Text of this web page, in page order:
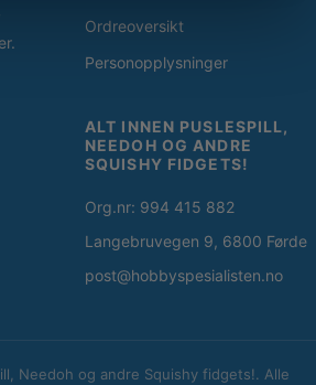
Ordreoversikt
Personopplysninger
ALT INNEN PUSLESPILL,
NEEDOH OG ANDRE
SQUISHY FIDGETS!
Org.nr: 994 415 882
Langebruvegen 9, 6800 Førde
post@hobbyspesialisten.no
Needoh og andre Squishy fidgets!. Alle